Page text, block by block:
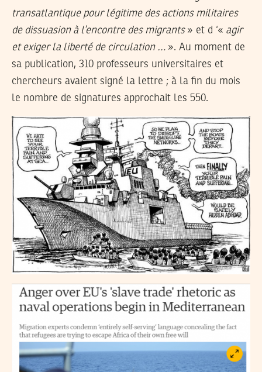
transatlantique pour légitime des actions militaires
de dissuasion à l’encontre des migrants» et d ‘« agir
et exiger la liberté de circulation … ». Au moment de
sa publication, 310 professeurs universitaires et
chercheurs avaient signé la lettre ; à la fin du mois
le nombre de signatures approchait les 550.